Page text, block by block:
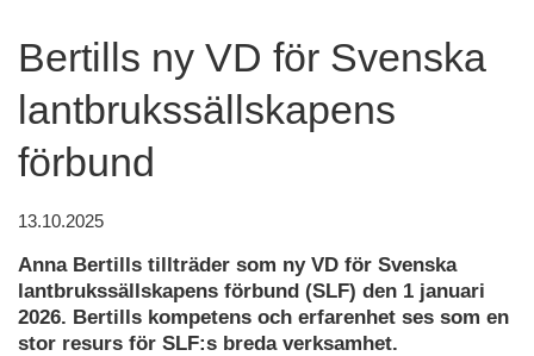
Bertills ny VD för Svenska
lantbrukssällskapens
förbund
13.10.2025
Anna Bertills tillträder som ny VD för Svenska
lantbrukssällskapens förbund (SLF) den 1 januari
2026. Bertills kompetens och erfarenhet ses som en
stor resurs för SLF:s breda verksamhet.